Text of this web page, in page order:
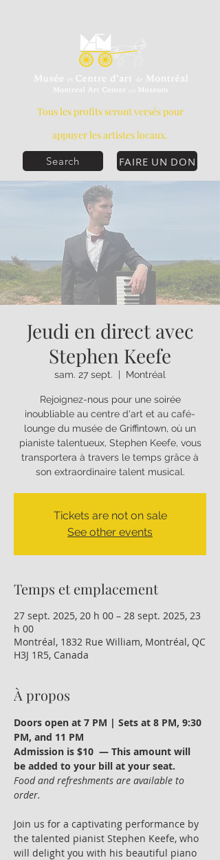
FAIRE UN DON
Tous les profits seront versés pour
appuyer les artistes locaux.
Search
Jeudi en direct avec
Stephen Keefe
sam. 27 sept. Montréal
Rejoignez-nous pour une soirée
inoubliable au centre d'art et au café-
lounge du musée de Griffintown, où un
pianiste talentueux, Stephen Keefe, vous
transportera à travers le temps grâce à
son extraordinaire talent musical.
Tickets are not on sale
See other events
Temps et emplacement
27 sept. 2025, 20 h 00 – 28 sept. 2025, 23
h 00
Montréal, 1832 Rue William, Montréal, QC
H3J 1R5, Canada
À propos
Doors open at 7 PM | Sets at 8 PM, 9:30
PM, and 11 PM
Admission is $10  — This amount will
be added to your bill at your seat.
Food and refreshments are available to
order.
Join us for a captivating performance by
the talented pianist Stephen Keefe, who
will delight you with his beautiful piano